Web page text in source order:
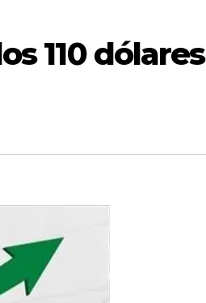
110 dólares